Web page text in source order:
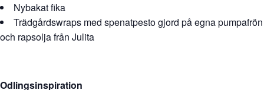
Nybakat fika
Trädgårdswraps med spenatpesto gjord på egna pumpafrön
och rapsolja från Julita
Odlingsinspiration